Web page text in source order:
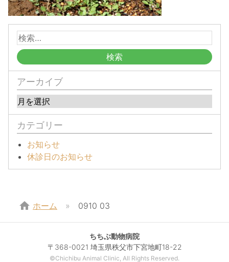
アーカイブ
カテゴリー
お知らせ
休診日のお知らせ
home ホーム 0910 03
ちちぶ動物病院
〒368-0021 埼玉県秩父市下宮地町18-22
©Chichibu Animal Clinic, All Rights Reserved.